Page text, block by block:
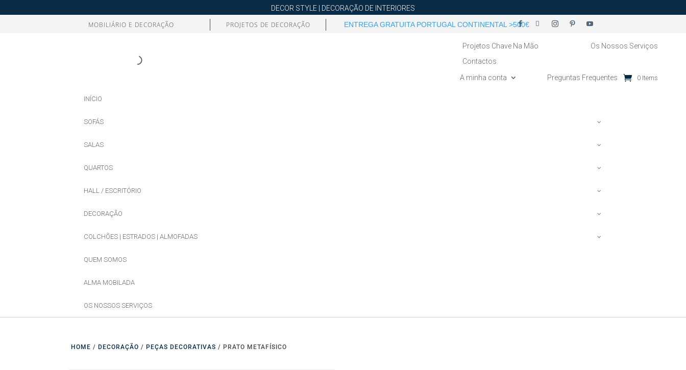
DECOR STYLE | DECORAÇÃO DE INTERIORES
MOBILIÁRIO E DECORAÇÃO PROJETOS DE DECORAÇÃO ENTREGA GRATUITA PORTUGAL CONTINENTAL >500€
Projetos Chave Na Mão
Os Nossos Serviços
Contactos
A minha conta
Preguntas Frequentes 0 Items
INÍCIO
SOFÁS
SALAS
QUARTOS
HALL / ESCRITÓRIO
DECORAÇÃO
COLCHÕES | ESTRADOS | ALMOFADAS
QUEM SOMOS
ALMA MOBILADA
OS NOSSOS SERVIÇOS
HOME / DECORAÇÃO / PEÇAS DECORATIVAS / PRATO METAFÍSICO